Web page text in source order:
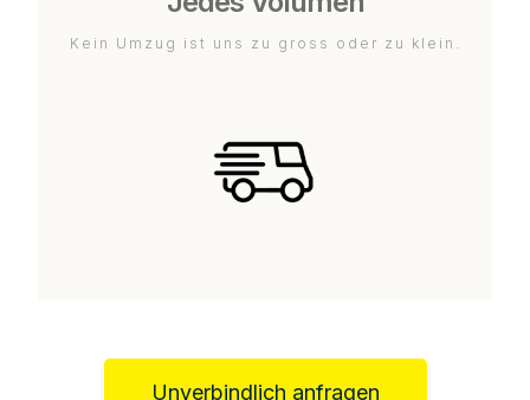
Kein Umzug ist uns zu gross oder zu klein.
Unverbindlich anfragen